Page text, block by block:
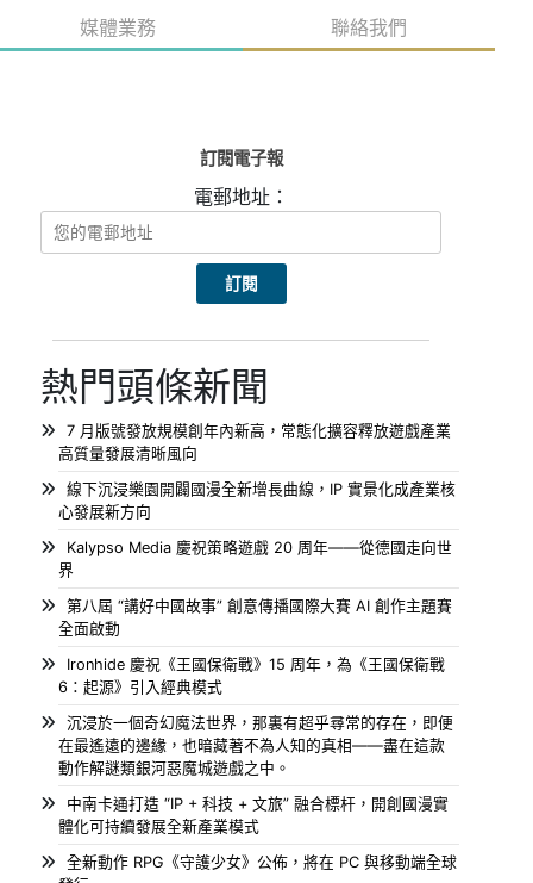
媒體業務 聯絡我們
訂閱電子報
電郵地址：
熱門頭條新聞
7 月版號發放規模創年內新高，常態化擴容釋放遊戲產業
高質量發展清晰風向
線下沉浸樂園開闢國漫全新增長曲線，IP 實景化成產業核
心發展新方向
Kalypso Media 慶祝策略遊戲 20 周年——從德國走向世
界
第八屆 “講好中國故事” 創意傳播國際大賽 AI 創作主題賽
全面啟動
Ironhide 慶祝《王國保衛戰》15 周年，為《王國保衛戰
6：起源》引入經典模式
沉浸於一個奇幻魔法世界，那裏有超乎尋常的存在，即便
在最遙遠的邊緣，也暗藏著不為人知的真相——盡在這款
動作解謎類銀河惡魔城遊戲之中。
中南卡通打造 “IP + 科技 + 文旅” 融合標杆，開創國漫實
體化可持續發展全新產業模式
全新動作 RPG《守護少女》公佈，將在 PC 與移動端全球